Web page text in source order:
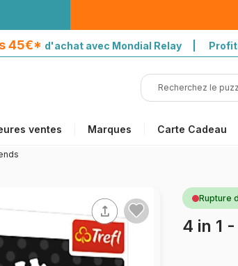
45€* d'achat avec Mondial Relay |
ventes Marques Carte Cadeau
Rupture
4 in 1